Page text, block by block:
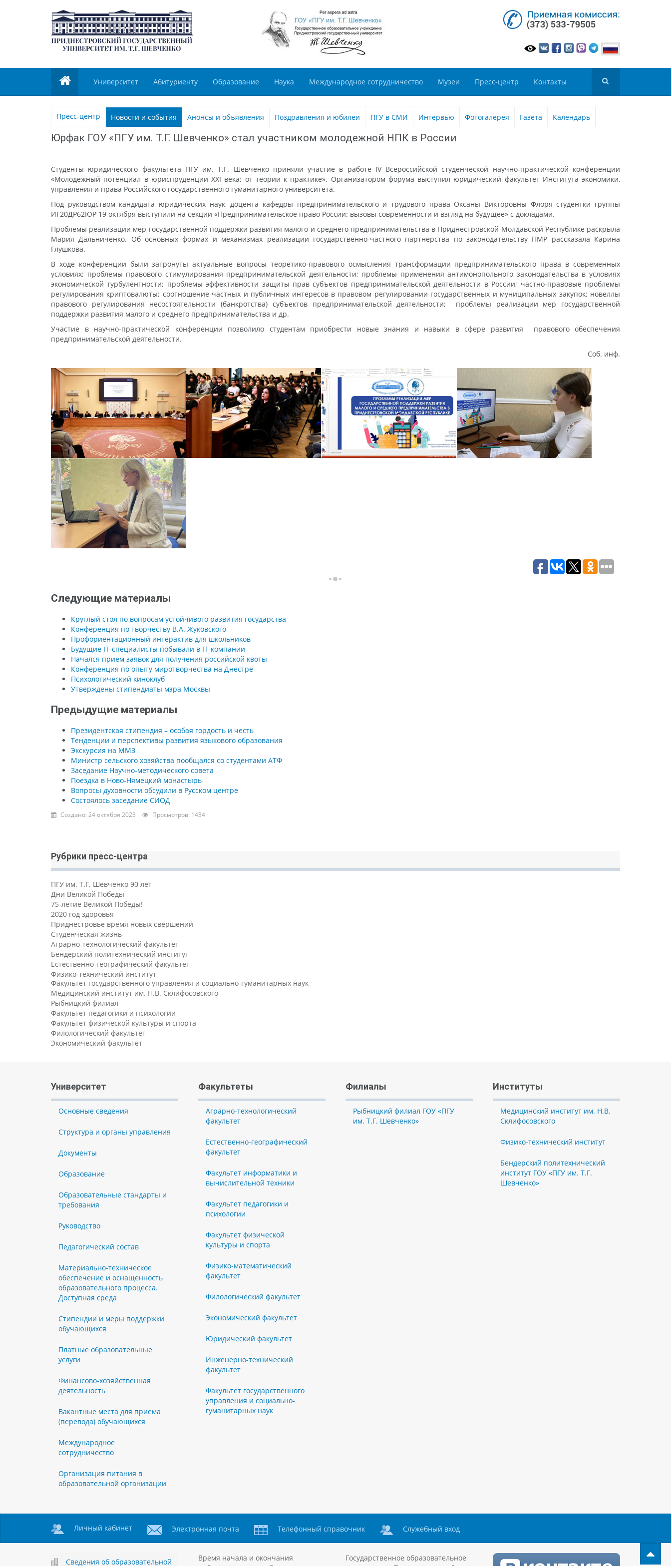
Университет Абитуриенту Образование Наука Международное сотрудничество Музеи Пресс-центр Контакты
Пресс-центр Новости и события Анонсы и объявления Поздравления и юбилеи ПГУ в СМИ Интервью Фотогалерея Газета Календарь
Юрфак ГОУ «ПГУ им. Т.Г. Шевченко» стал участником молодежной НПК в России
Студенты юридического факультета ПГУ им. Т.Г. Шевченко приняли участие в работе IV Всероссийской студенческой научно-практической конференции
«Молодежный потенциал в юриспруденции XXI века: от теории к практике». Организатором форума выступил юридический факультет Института экономики,
управления и права Российского государственного гуманитарного университета.
Под руководством кандидата юридических наук, доцента кафедры предпринимательского и трудового права Оксаны Викторовны Флоря студентки группы
ИГ20ДР62ЮР 19 октября выступили на секции «Предпринимательское право России: вызовы современности и взгляд на будущее» с докладами.
Проблемы реализации мер государственной поддержки развития малого и среднего предпринимательства в Приднестровской Молдавской Республике раскрыла
Мария Дальниченко. Об основных формах и механизмах реализации государственно-частного партнерства по законодательству ПМР рассказала Карина
Глушкова.
В ходе конференции были затронуты актуальные вопросы теоретико-правового осмысления трансформации предпринимательского права в современных
условиях; проблемы правового стимулирования предпринимательской деятельности; проблемы применения антимонопольного законодательства в условиях
экономической турбулентности; проблемы эффективности защиты прав субъектов предпринимательской деятельности в России; частно-правовые проблемы
регулирования криптовалюты; соотношение частных и публичных интересов в правовом регулировании государственных и муниципальных закупок; новеллы
правового регулирования несостоятельности (банкротства) субъектов предпринимательской деятельности; проблемы реализации мер государственной
поддержки развития малого и среднего предпринимательства и др.
Участие в научно-практической конференции позволило студентам приобрести новые знания и навыки в сфере развития правового обеспечения
предпринимательской деятельности.
Соб. инф.
Следующие материалы
Круглый стол по вопросам устойчивого развития государства
Конференция по творчеству В.А. Жуковского
Профориентационный интерактив для школьников
Будущие IT-специалисты побывали в IT-компании
Начался прием заявок для получения российской квоты
Конференция по опыту миротворчества на Днестре
Психологический киноклуб
Утверждены стипендиаты мэра Москвы
Предыдущие материалы
Президентская стипендия – особая гордость и честь
Тенденции и перспективы развития языкового образования
Экскурсия на ММЗ
Министр сельского хозяйства пообщался со студентами АТФ
Заседание Научно-методического совета
Поездка в Ново-Нямецкий монастырь
Вопросы духовности обсудили в Русском центре
Состоялось заседание СИОД
Создано: 24 октября 2023 Просмотров: 1434
Рубрики пресс-центра
ПГУ им. Т.Г. Шевченко 90 лет
Дни Великой Победы
75-летие Великой Победы!
2020 год здоровья
Приднестровье время новых свершений
Студенческая жизнь
Аграрно-технологический факультет
Бендерский политехнический институт
Естественно-географический факультет
Физико-технический институт
Факультет государственного управления и социально-гуманитарных наук
Медицинский институт им. Н.В. Склифосовского
Рыбницкий филиал
Факультет педагогики и психологии
Факультет физической культуры и спорта
Филологический факультет
Экономический факультет
Университет
Основные сведения
Структура и органы управления
Документы
Образование
Образовательные стандарты и
требования
Руководство
Педагогический состав
Материально-техническое
обеспечение и оснащенность
образовательного процесса.
Доступная среда
Стипендии и меры поддержки
обучающихся
Платные образовательные
услуги
Финансово-хозяйственная
деятельность
Вакантные места для приема
(перевода) обучающихся
Международное
сотрудничество
Организация питания в
образовательной организации
Факультеты
Аграрно-технологический
факультет
Естественно-географический
факультет
Факультет информатики и
вычислительной техники
Факультет педагогики и
психологии
Факультет физической
культуры и спорта
Физико-математический
факультет
Филологический факультет
Экономический факультет
Юридический факультет
Инженерно-технический
факультет
Факультет государственного
управления и социально-
гуманитарных наук
Филиалы
Рыбницкий филиал ГОУ «ПГУ
им. Т.Г. Шевченко»
Институты
Медицинский институт им. Н.В.
Склифосовского
Физико-технический институт
Бендерский политехнический
институт ГОУ «ПГУ им. Т.Г.
Шевченко»
Личный кабинет Электронная почта Телефонный справочник Служебный вход
Сведения об образовательной
Время начала и окончания
Государственное образовательное